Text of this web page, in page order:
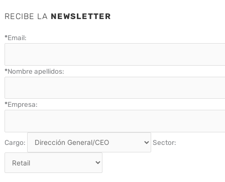
RECIBE LA NEWSLETTER
*Email:
*Nombre apellidos:
*Empresa:
Cargo: Sector: